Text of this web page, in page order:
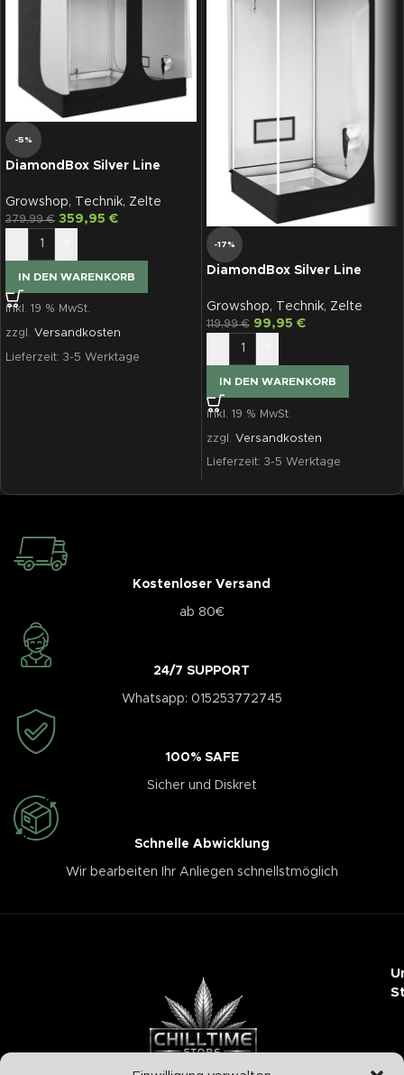
-5%
DiamondBox Silver Line
Growshop, Technik, Zelte
379,99€ 359,95 €
IN DEN WARENKORB
inkl. 19 % MwSt.
zzgl. Versandkosten
Lieferzeit: 3-5 Werktage
-17%
DiamondBox Silver Line
Growshop, Technik, Zelte
119,99€ 99,95 €
IN DEN WARENKORB
inkl. 19 % MwSt.
zzgl. Versandkosten
Lieferzeit: 3-5 Werktage
Kostenloser Versand
ab 80€
24/7 SUPPORT
Whatsapp: 015253772745
100% SAFE
Sicher und Diskret
Schnelle Abwicklung
Wir bearbeiten Ihr Anliegen schnellstmöglich